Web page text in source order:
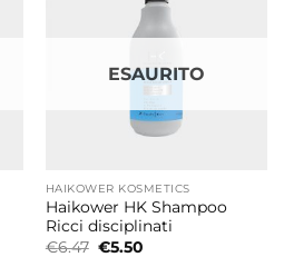
ESAURITO
HAIKOWER KOSMETICS
Haikower HK Shampoo
Ricci disciplinati
€6.47 Il
€5.50Il